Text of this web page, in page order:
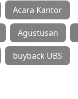
Acara Kantor
Agustusan
buyback UBS